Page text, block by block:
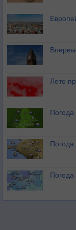
Лето
Погода
Погода
Погода